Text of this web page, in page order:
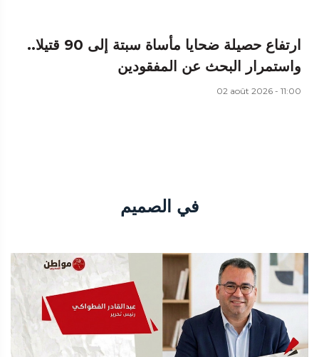
ارتفاع حصيلة ضحايا مأساة سبتة إلى 90 قتيلا..
واستمرار البحث عن المفقودين
02 août 2026 - 11:00
في الصميم